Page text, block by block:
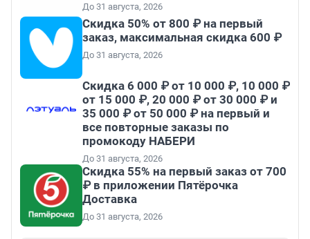
До 31 августа, 2026
Скидка 50% от 800 ₽ на первый
заказ, максимальная скидка 600 ₽
До 31 августа, 2026
Скидка 6 000 ₽ от 10 000 ₽, 10 000 ₽
от 15 000 ₽, 20 000 ₽ от 30 000 ₽ и
35 000 ₽ от 50 000 ₽ на первый и
все повторные заказы по
промокоду НАБЕРИ
До 31 августа, 2026
Скидка 55% на первый заказ от 700
₽ в приложении Пятёрочка
Доставка
До 31 августа, 2026